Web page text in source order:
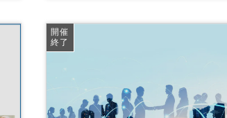
デジタルトランスフォーメーション
働き方改革
開催
終了